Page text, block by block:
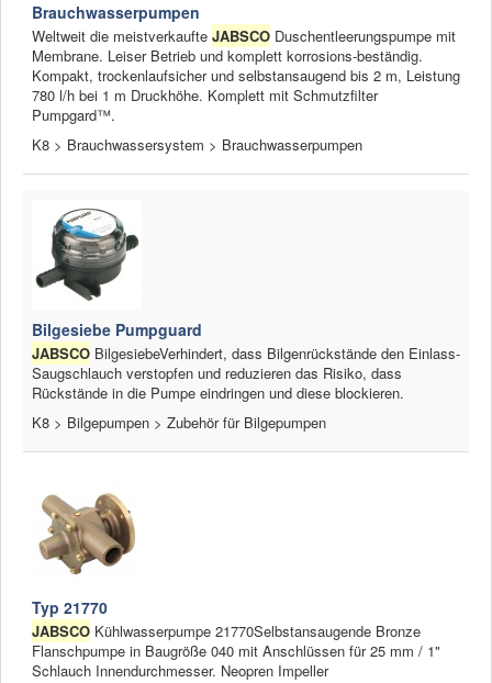
Brauchwasserpumpen
Weltweit die meistverkaufte JABSCO Duschentleerungspumpe mit
Membrane. Leiser Betrieb und komplett korrosions-beständig.
Kompakt, trockenlaufsicher und selbstansaugend bis 2 m, Leistung
780 l/h bei 1 m Druckhöhe. Komplett mit Schmutzfilter
Pumpgard™.
K8 > Brauchwassersystem > Brauchwasserpumpen
Bilgesiebe Pumpguard
JABSCO BilgesiebeVerhindert, dass Bilgenrückstände den Einlass-
Saugschlauch verstopfen und reduzieren das Risiko, dass
Rückstände in die Pumpe eindringen und diese blockieren.
K8 > Bilgepumpen > Zubehör für Bilgepumpen
Typ 21770
JABSCO Kühlwasserpumpe 21770Selbstansaugende Bronze
Flanschpumpe in Baugröße 040 mit Anschlüssen für 25 mm / 1"
Schlauch Innendurchmesser. Neopren Impeller